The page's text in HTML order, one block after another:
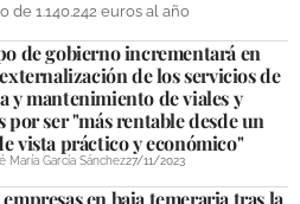
de 1.140.242 euros al año
de gobierno incrementará en
de los servicios de
y mantenimiento de viales y
por ser "más rentable desde un
vista práctico y económico"
María García Sánchez27/11/2023
en baja temeraria tras la